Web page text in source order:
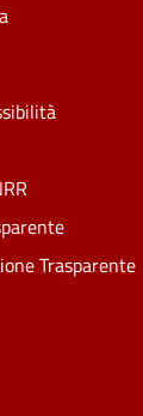
Trasparente